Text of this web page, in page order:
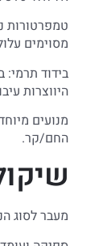
מסוימים
בידוד
היווצרות
מנועים
החם/קר.
מעבר לסוג